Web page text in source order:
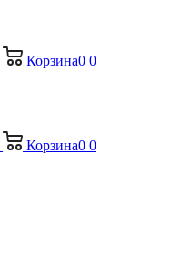
Корзина0 0
Корзина0 0